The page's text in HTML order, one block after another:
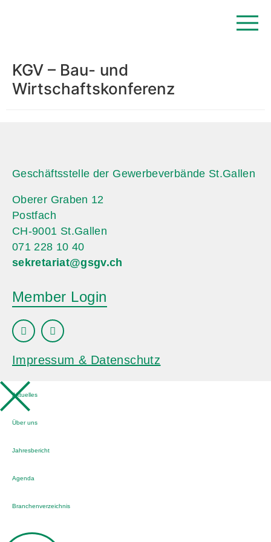
KGV – Bau- und
Wirtschaftskonferenz
Geschäftsstelle der Gewerbeverbände St.Gallen
Oberer Graben 12
Postfach
CH-9001 St.Gallen
071 228 10 40
sekretariat@gsgv.ch
Member Login
Impressum & Datenschutz
Aktuelles
Über uns
Jahresbericht
Agenda
Branchenverzeichnis